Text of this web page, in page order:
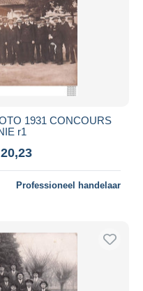
1931 CONCOURS
r1
Professioneel handelaar